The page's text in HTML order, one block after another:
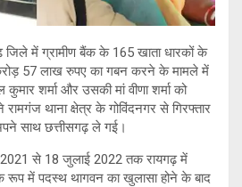
जिले में ग्रामीण बैंक के 165 खाता धारकों के
57 लाख रुपए का गबन करने के मामले में
शर्मा और उसकी मां वीणा शर्मा को
रामगंज थाना क्षेत्र के गोविंदनगर से गिरफ्तार
साथ छत्तीसगढ़ ले गई।
2021 से 18 जुलाई 2022 तक रायगढ़ में
रूप में पदस्थ थागवन का खुलासा होने के बाद